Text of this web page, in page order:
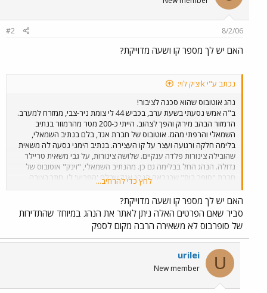
8/2/06
#2
האם יש לך מספר קו ושעה מדוייקת?
נכתב ע"י kיציק לוי:
נהג אוטובוס שהוא סכנה לציבור!
ב"ה אמש נסעתי בשעת ערב, בכביש 44 לי צומת ניר-צבי, ממזרח למערב.
הרמזור הבהב מירוק והפך לצהוב. הייתי כ-200 מטר מהרמזור בנתיב
השמאלי והרפתי מהגז. אוטובוס של חברת אגד, בלם בנתיב השמאלי,
בלימה חלקה ורגועה ועצר על קו העצירה. בנתיב הימני נסעה לה משאית
שהובילה צינורות פלדה ענקיים. שלושה צינורות, על גבי משאית טריילר
גדולה. הנהג החל בבלימה גם כן. מהנתיב השמאלי, "זינק" אוטובוס של
חברת "סופר בוס" שכנראה הנהג אגד שבלם 'הפריע' לו, חתך בצורה
פראית מהנתיב שמאל לימין, ועבר באור אדום. נהג המשאית צפר כמשוגע
ובצדק. שנהיה ירוק, נסעתי קצת מהר, בתקווה להספיק לתקל את האוטובוס
ברמזור של צומת צריפין, אך כשהגעתי לצומת כפר חב"ד שם פניתי ימינה,
ראיתי אותו הרחק הרחק, סמוך לתחנת הדלק 'אלונית' שאחרי הצומת. לא
היה לי כוח להמשיך על מנת לצלם את הנהג / את האוטובוס. אך אתם,
כדאי שתדעו ותדעו להזהר. הנהג הספציפי הזה - ואני איני יודע מי הוא, הוא
פשוט סכנה לציבור!
לחץ כדי להרחיב...
האם יש לך מספר קו ושעה מדוייקת?
סביר שאם הפרטים האלה ניתן לאתר את הנהג במיוחד שהתדירות
של סופרבוס לא משאירה הרבה מקום לספק
U
urilei
New member